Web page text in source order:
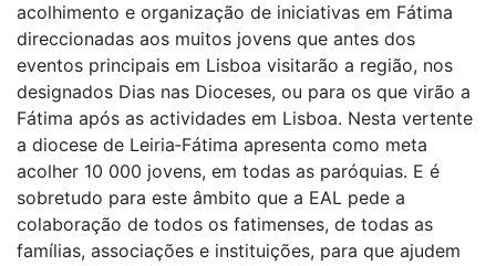
acolhimento e organização de iniciativas em Fátima
direccionadas aos muitos jovens que antes dos
eventos principais em Lisboa visitarão a região, nos
designados Dias nas Dioceses, ou para os que virão a
Fátima após as actividades em Lisboa. Nesta vertente
a diocese de Leiria‑Fátima apresenta como meta
acolher 10 000 jovens, em todas as paróquias. E é
sobretudo para este âmbito que a EAL pede a
colaboração de todos os fatimenses, de todas as
famílias, associações e instituições, para que ajudem